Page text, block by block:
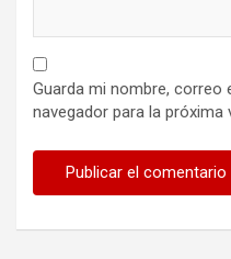
Guarda mi nombre, correo
navegador para la próxima